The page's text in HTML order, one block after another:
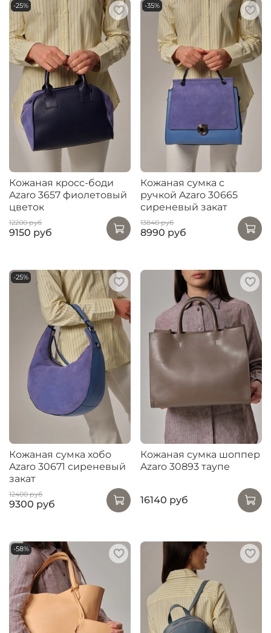
-25%
Кожаная кросс-боди
Azaro 3657 фиолетовый
цветок
12200 руб
9150 руб
-35%
Кожаная сумка с
ручкой Azaro 30665
сиреневый закат
13840 руб
8990 руб
-25%
Кожаная сумка хобо
Azaro 30671 сиреневый
закат
12400 руб
9300 руб
Кожаная сумка шоппер
Azaro 30893 таупе
16140 руб
-58%